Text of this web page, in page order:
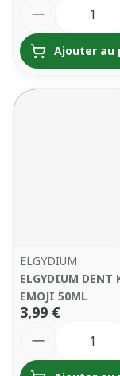
Ajouter au
ELGYDIUM
ELGYDIUM DENT
EMOJI 50ML
3,99 €